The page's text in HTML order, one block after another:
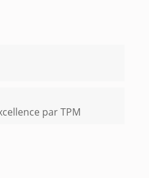
par TPM